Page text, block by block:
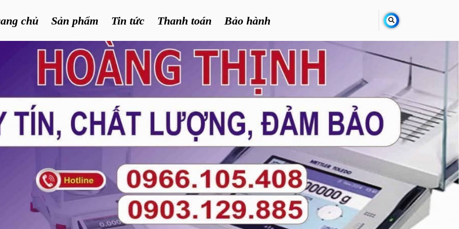
chủ Sản phẩm Tin tức Thanh toán Bảo hành